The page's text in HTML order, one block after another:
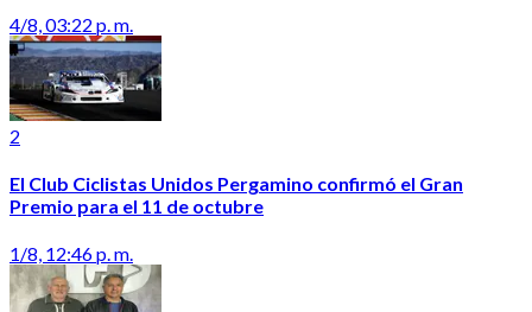
4/8, 03:22 p. m.
2
El Club Ciclistas Unidos Pergamino confirmó el Gran
Premio para el 11 de octubre
1/8, 12:46 p. m.